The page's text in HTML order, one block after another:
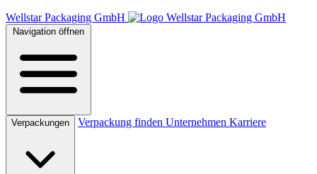
Wellstar Packaging GmbH
Navigation öffnen
Verpackungen Verpackung finden Unternehmen Karriere